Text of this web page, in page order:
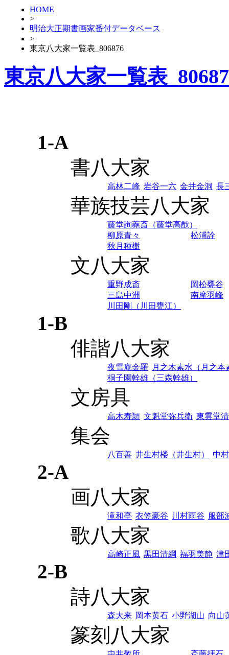
HOME
>
明治大正期書画家番付データベース
>
東京八大家一覧表_806876
東京八大家一覧表
1-A
書八大家
高林二峰 岩谷一六 金井金洞 長
華族技芸八大家
藤堂詢蕘斎（藤堂高猷）
柳原青々
松浦詮
秋月種樹
文八大家
重野成斎
岡松甕谷
三島中洲
南摩羽峰
川田剛（川田甕江）
1-B
俳諧八大家
夜雪庵金羅
月之木素水（月之本
桐子園幹雄（三森幹雄）
文房具
高木寿頴 文魁堂弥兵衛 東雲堂
集会
八百善 井生村楼（井生村） 中
2-A
画八大家
滝和亭 衣笠豪谷 川村雨谷 服部
歌八大家
高崎正風 黒田清綱 福羽美静 津
2-B
詩八大家
森大来 岡本黄石 小野湖山 向山
篆刻八大家